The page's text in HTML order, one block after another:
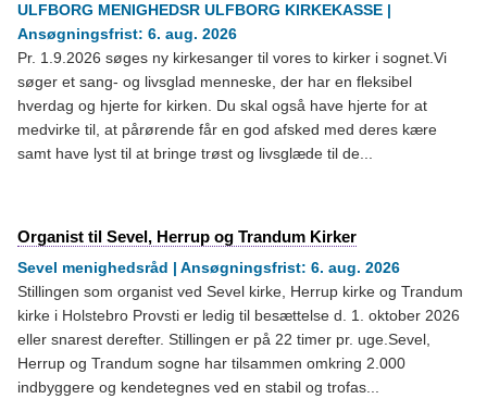
ULFBORG MENIGHEDSR ULFBORG KIRKEKASSE |
Ansøgningsfrist: 6. aug. 2026
Pr. 1.9.2026 søges ny kirkesanger til vores to kirker i sognet.Vi
søger et sang- og livsglad menneske, der har en fleksibel
hverdag og hjerte for kirken. Du skal også have hjerte for at
medvirke til, at pårørende får en god afsked med deres kære
samt have lyst til at bringe trøst og livsglæde til de...
Organist til Sevel, Herrup og Trandum Kirker
Sevel menighedsråd | Ansøgningsfrist: 6. aug. 2026
Stillingen som organist ved Sevel kirke, Herrup kirke og Trandum
kirke i Holstebro Provsti er ledig til besættelse d. 1. oktober 2026
eller snarest derefter. Stillingen er på 22 timer pr. uge.Sevel,
Herrup og Trandum sogne har tilsammen omkring 2.000
indbyggere og kendetegnes ved en stabil og trofas...